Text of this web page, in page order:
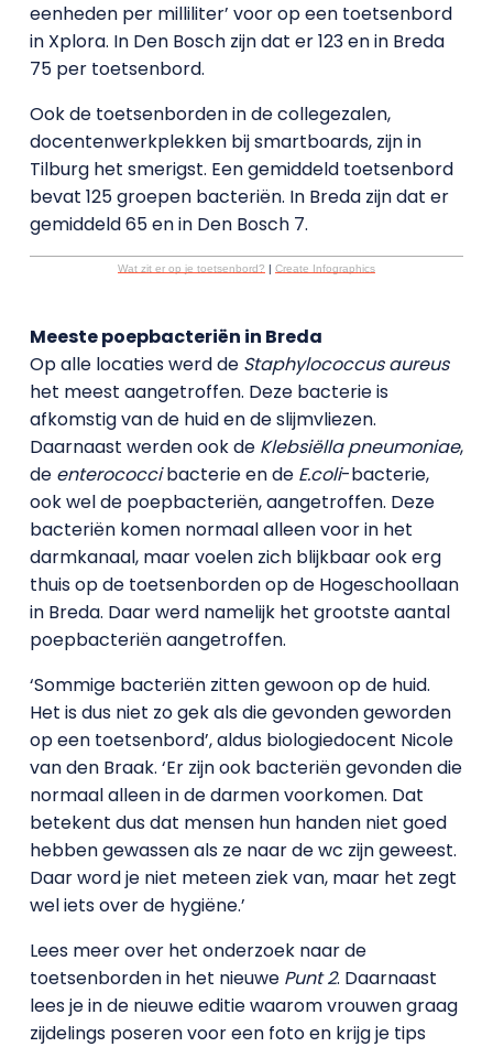
eenheden per milliliter’ voor op een toetsenbord
in Xplora. In Den Bosch zijn dat er 123 en in Breda
75 per toetsenbord.
Ook de toetsenborden in de collegezalen,
docentenwerkplekken bij smartboards, zijn in
Tilburg het smerigst. Een gemiddeld toetsenbord
bevat 125 groepen bacteriën. In Breda zijn dat er
gemiddeld 65 en in Den Bosch 7.
Wat zit er op je toetsenbord? | Create Infographics
Meeste poepbacteriën in Breda
Op alle locaties werd de Staphylococcus aureus
het meest aangetroffen. Deze bacterie is
afkomstig van de huid en de slijmvliezen.
Daarnaast werden ook de Klebsiëlla pneumoniae,
de enterococcibacterie en de E.coli-bacterie,
ook wel de poepbacteriën, aangetroffen. Deze
bacteriën komen normaal alleen voor in het
darmkanaal, maar voelen zich blijkbaar ook erg
thuis op de toetsenborden op de Hogeschoollaan
in Breda. Daar werd namelijk het grootste aantal
poepbacteriën aangetroffen.
‘Sommige bacteriën zitten gewoon op de huid.
Het is dus niet zo gek als die gevonden geworden
op een toetsenbord’, aldus biologiedocent Nicole
van den Braak. ‘Er zijn ook bacteriën gevonden die
normaal alleen in de darmen voorkomen. Dat
betekent dus dat mensen hun handen niet goed
hebben gewassen als ze naar de wc zijn geweest.
Daar word je niet meteen ziek van, maar het zegt
wel iets over de hygiëne.’
Lees meer over het onderzoek naar de
toetsenborden in het nieuwe Punt 2. Daarnaast
lees je in de nieuwe editie waarom vrouwen graag
zijdelings poseren voor een foto en krijg je tips